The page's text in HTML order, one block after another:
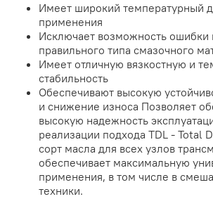
Имеет широкий температурный
применения
Исключает возможность ошибки
правильного типа смазочного
Имеет отличную вязкостную и
стабильность
Обеспечивают высокую
и снижение износа Позволяет
высокую надежность
реализации подхода TDL - Total
сорт масла для всех узлов
обеспечивает максимальную
применения, в том числе в
техники.